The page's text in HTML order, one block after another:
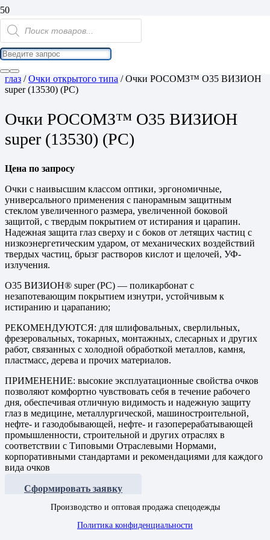
Поиск
товаров
Home
глаз /Очки открытого типа / Очки РОСОМЗ™ О35 ВИЗИОН
super (13530) (РС)
Очки РОСОМЗ™ О35 ВИЗИОН
super (13530) (РС)
Цена по запросу
Очки с наивысшим классом оптики, эргономичные,
универсального применения с панорамным защитным
стеклом увеличенного размера, увеличенной боковой
защитой, с твердым покрытием от истирания и царапин.
Надежная защита глаз сверху и с боков от летящих частиц с
низкоэнергетическим ударом, от механических воздействий
твердых частиц, брызг растворов кислот и щелочей, УФ-
излучения.
О35 ВИЗИОН® super (PС) — поликарбонат с
незапотевающим покрытием изнутри, устойчивым к
истиранию и царапанию;
РЕКОМЕНДУЮТСЯ: для шлифовальных, сверлильных,
фрезеровальных, токарных, монтажных, слесарных и других
работ, связанных с холодной обработкой металлов, камня,
пластмасс, дерева и прочих материалов.
ПРИМЕНЕНИЕ: высокие эксплуатационные свойства очков
позволяют комфортно чувствовать себя в течение рабочего
дня, обеспечивая отличную видимость и надежную защиту
глаз в медицине, металлургической, машиностроительной,
нефте- и газодобывающей, нефте- и газоперерабатывающей
промышленности, строительной и других отраслях в
соответствии с Типовыми Отраслевыми Нормами,
корпоративными стандартами и рекомендациями для каждого
вида очков
Сформировать заявку
Производство и оптовая продажа спецодежды
Политика конфиденциальности